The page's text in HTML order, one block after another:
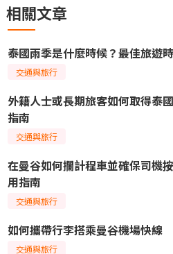
相關文章
泰國雨季是什麼時候？最佳旅遊
交通與旅行
外籍人士或長期旅客如何取得泰
指南
交通與旅行
在曼谷如何攔計程車並確保司機
用指南
交通與旅行
如何攜帶行李搭乘曼谷機場快線
交通與旅行